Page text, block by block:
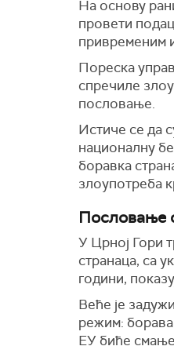
На основу
провети
привременим
Пореска
спречиле
пословање.
Истиче се да
националну
боравка
злоупотреба
Пословање
У Црној Гори
странаца, са
години,
Веће је
режим:
ЕУ биће